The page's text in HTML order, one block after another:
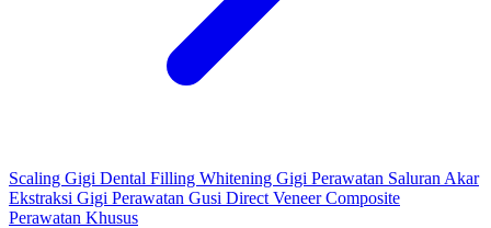
Scaling Gigi Dental Filling Whitening Gigi Perawatan Saluran Akar
Ekstraksi Gigi Perawatan Gusi Direct Veneer Composite
Perawatan Khusus